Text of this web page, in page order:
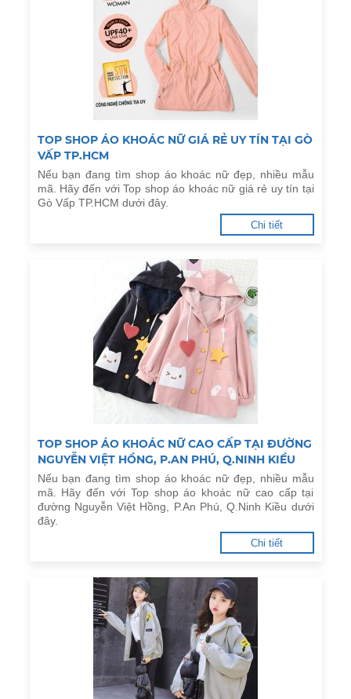
TOP SHOP ÁO KHOÁC NỮ GIÁ RẺ UY TÍN TẠI GÒ
VẤP TP.HCM
Nếu bạn đang tìm shop áo khoác nữ đẹp, nhiều mẫu
mã. Hãy đến với Top shop áo khoác nữ giá rẻ uy tín tại
Gò Vấp TP.HCM dưới đây.
Chi tiết
TOP SHOP ÁO KHOÁC NỮ CAO CẤP TẠI ĐƯỜNG
NGUYỄN VIỆT HỒNG, P.AN PHÚ, Q.NINH KIỀU
Nếu bạn đang tìm shop áo khoác nữ đẹp, nhiều mẫu
mã. Hãy đến với Top shop áo khoác nữ cao cấp tại
đường Nguyễn Việt Hồng, P.An Phú, Q.Ninh Kiều dưới
đây.
Chi tiết